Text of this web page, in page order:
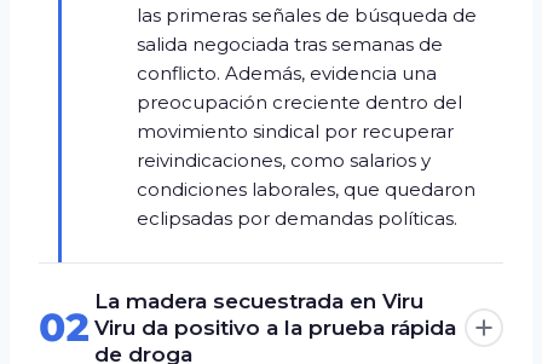
las primeras señales de búsqueda de
salida negociada tras semanas de
conflicto. Además, evidencia una
preocupación creciente dentro del
movimiento sindical por recuperar
reivindicaciones, como salarios y
condiciones laborales, que quedaron
eclipsadas por demandas políticas.
02
La madera secuestrada en Viru
Viru da positivo a la prueba rápida
de droga